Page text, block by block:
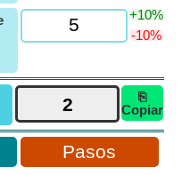
+10%
-10%
⎘
Copiar
Pasos